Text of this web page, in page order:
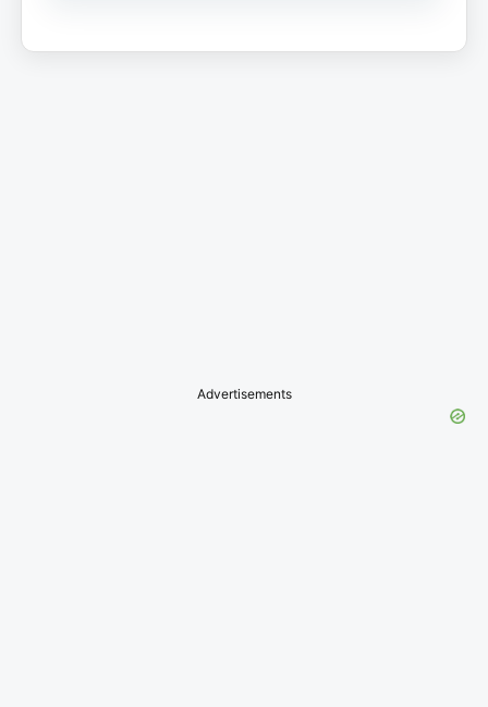
Advertisements